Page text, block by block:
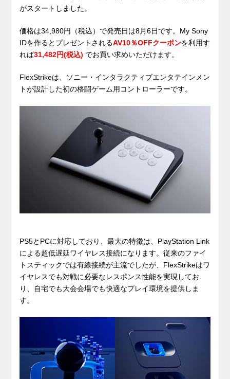
がスタートしました。
価格は34,980円（税込）で発売日は8月6日です。My Sony
IDを作るとプレゼントされるAV10％OFFクーポンを利用す
れば31,482円(税込) でお買い求めいただけます。
FlexStrikeは、ソニー・インタラクティブエンタテインメン
トが設計した初の格闘ゲーム用コントローラーです。
PS5とPCに対応しており、最大の特徴は、PlayStation Link
による超低遅延ワイヤレス接続になります。従来のファイ
トスティックでは有線接続が主流でしたが、FlexStrikeはワ
イヤレスでも対戦に必要なレスポンス性能を実現してお
り、自宅でも大会会場でも快適なプレイ環境を提供しま
す。